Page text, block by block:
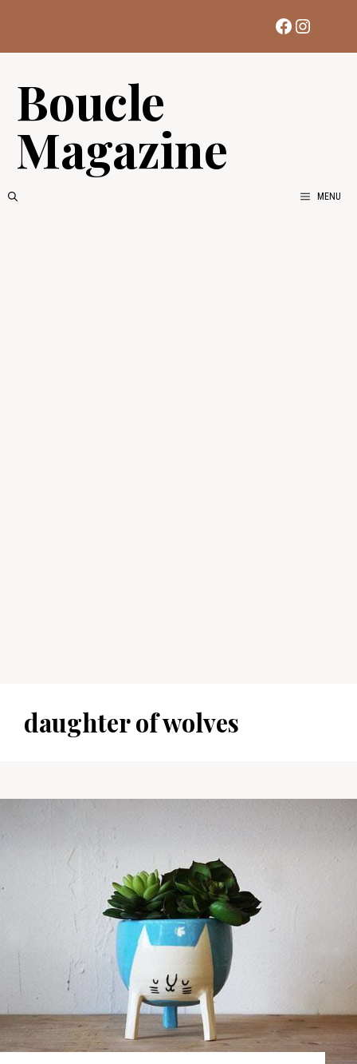
contenu
Facebook
Boucle
Magazine
MENU
daughter of wolves